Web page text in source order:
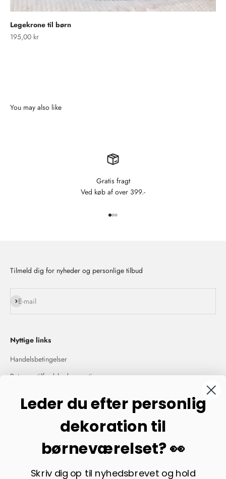
Legekrone til børn
Salgspris
195,00 kr
Gratis fragt
Ved køb af over 399.-
Tilmeld dig for nyheder og personlige tilbud
E-mail
Abonnér
Nyttige links
Handelsbetingelser
Retur og tilfredshedsgaranti
Kontakt os
Velkommen til Majkat!
er stolte af at præsentere vores kollektion af skønne flagranker, der
Leder du efter personlig
dekoration til
børneværelset? 👀
Skriv dig op til nyhedsbrevet og hold